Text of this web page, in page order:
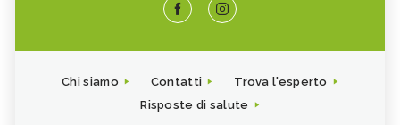
Chi siamo Contatti
Trova l'esperto
Risposte di salute